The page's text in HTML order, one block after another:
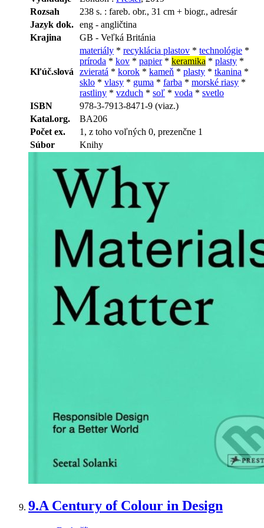
Rozsah
238 s. : fareb. obr., 31 cm + biogr., adresár
Jazyk dok. eng - angličtina
Krajina
GB - Veľká Británia
Kľúč.slová
materiály * recyklácia plastov * technológie *
príroda * kov * papier* keramika * plasty *
zvieratá * korok * kameň * plasty * tkanina *
sklo * vlasy * guma * farba * morské riasy *
rastliny * vzduch * soľ * voda * svetlo
ISBN
978-3-7913-8471-9 (viaz.)
Katal.org.
BA206
Počet ex.
1, z toho voľných 0, prezenčne 1
Súbor
Knihy
9.A Century of Colour in Design